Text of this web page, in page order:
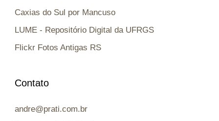
Caxias do Sul por Mancuso
LUME - Repositório Digital da UFRGS
Flickr Fotos Antigas RS
Contato
andre@prati.com.br